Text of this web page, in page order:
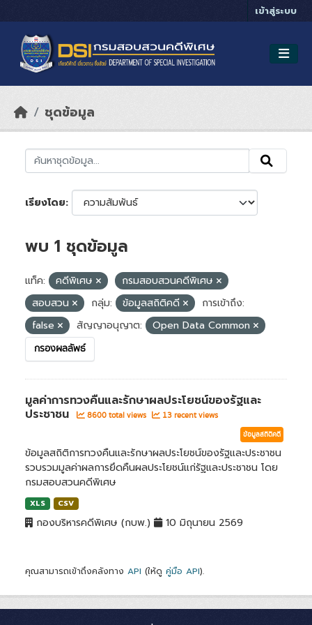
เข้าสู่ระบบ
ชุดข้อมูล
เรียงโดย
พบ 1 ชุดข้อมูล
แท็ค: คดีพิเศษ
กรมสอบสวนคดีพิเศษ
สอบสวน
กลุ่ม: ข้อมูลสถิติคดี
การเข้าถึง:
false
สัญญาอนุญาต: Open Data Common
กรองผลลัพธ์
มูลค่าการทวงคืนและรักษาผลประโยชน์ของรัฐและ
ประชาชน
8600 total views 13 recent views
ข้อมูลสถิติคดี
ข้อมูลสถิติการทวงคืนและรักษาผลประโยชน์ของรัฐและประชาชน
รวบรวมมูลค่าผลการยึดคืนผลประโยชน์แก่รัฐและประชาชน โดย
กรมสอบสวนคดีพิเศษ
XLS CSV
กองบริหารคดีพิเศษ (กบพ.) 10 มิถุนายน 2569
คุณสามารถเข้าถึงคลังทาง API (ให้ดู คู่มือ API).